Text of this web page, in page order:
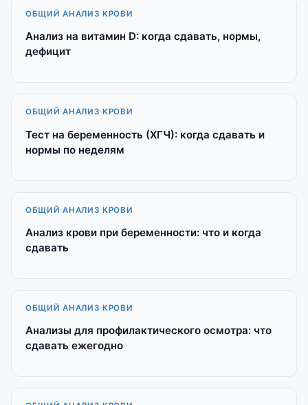
ОБЩИЙ АНАЛИЗ КРОВИ
Анализ на витамин D: когда сдавать, нормы,
дефицит
ОБЩИЙ АНАЛИЗ КРОВИ
Тест на беременность (ХГЧ): когда сдавать и
нормы по неделям
ОБЩИЙ АНАЛИЗ КРОВИ
Анализ крови при беременности: что и когда
сдавать
ОБЩИЙ АНАЛИЗ КРОВИ
Анализы для профилактического осмотра: что
сдавать ежегодно